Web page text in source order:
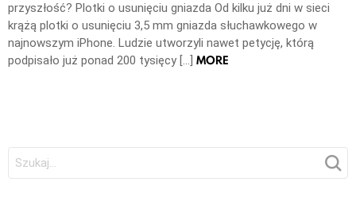
przyszłość? Plotki o usunięciu gniazda Od kilku już dni w sieci
krążą plotki o usunięciu 3,5 mm gniazda słuchawkowego w
najnowszym iPhone. Ludzie utworzyli nawet petycję, którą
podpisało już ponad 200 tysięcy […] MORE
Szukaj: